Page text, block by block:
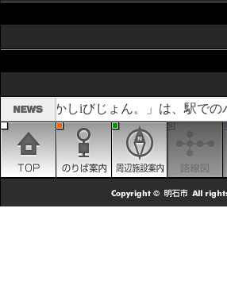
「あかしiびじょん。」は、駅での